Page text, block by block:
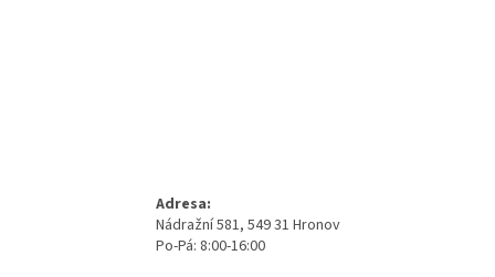
Adresa:
Nádražní 581, 549 31 Hronov
Po-Pá: 8:00-16:00